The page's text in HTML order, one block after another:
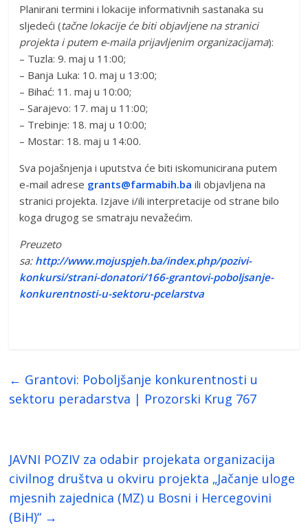
Planirani termini i lokacije informativnih sastanaka su
sljedeći (tačne lokacije će biti objavljene na stranici
projekta i putem e-maila prijavljenim organizacijama):
– Tuzla: 9. maj u 11:00;
– Banja Luka: 10. maj u 13:00;
– Bihać: 11. maj u 10:00;
– Sarajevo: 17. maj u 11:00;
– Trebinje: 18. maj u 10:00;
– Mostar: 18. maj u 14:00.
Sva pojašnjenja i uputstva će biti iskomunicirana putem
e-mail adrese grants@farmabih.ba ili objavljena na
stranici projekta. Izjave i/ili interpretacije od strane bilo
koga drugog se smatraju nevažećim.
Preuzeto
sa: http://www.mojuspjeh.ba/index.php/pozivi-
konkursi/strani-donatori/166-grantovi-poboljsanje-
konkurentnosti-u-sektoru-pcelarstva
← Grantovi: Poboljšanje konkurentnosti u
sektoru peradarstva | Prozorski Krug 767
ЈАVNI POZIV za odabir projekata organizacija
civilnog društva u okviru projekta „Jačanje uloge
mjesnih zajednica (MZ) u Bosni i Hercegovini
(BiH)“ →